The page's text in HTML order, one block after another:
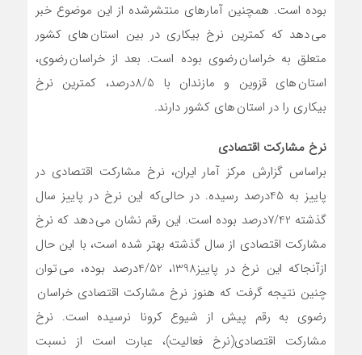
بوده است. همچنین آمارهای منتشرشده از این موضوع خبر
می دهد که کمترین نرخ بیکاری در بین استان های کشور
متعلق به خراسان رضوی بوده است. بعد از خراسان رضوی،
استان های قزوین و مازندان با 8/5درصد، کمترین نرخ
بیکاری را در استان های کشور دارند.
نرخ مشارکت اقتصادی
براساس گزارش مرکز آمار ایران، نرخ مشارکت اقتصادی در
پاییز به 45درصد رسیده. در حالی‌که این نرخ در پاییز سال
گذشته 7/42درصد بوده است. این رقم نشان می دهد که نرخ
مشارکت اقتصادی از سال گذشته بهتر شده است، با این حال
ازآنجاکه این نرخ در پاییز1398، 4/52درصد بوده، می توان
چنین نتیجه گرفت که هنوز نرخ مشارکت اقتصادی خراسان
رضوی به رقم پیش از شیوع کرونا نرسیده است. نرخ
مشارکت اقتصادی(نرخ فعالیت)، عبارت است از نسبت